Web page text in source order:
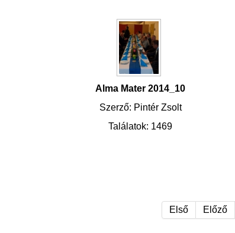
Alma Mater 2014_10
Szerző: Pintér Zsolt
Találatok: 1469
Első Előző